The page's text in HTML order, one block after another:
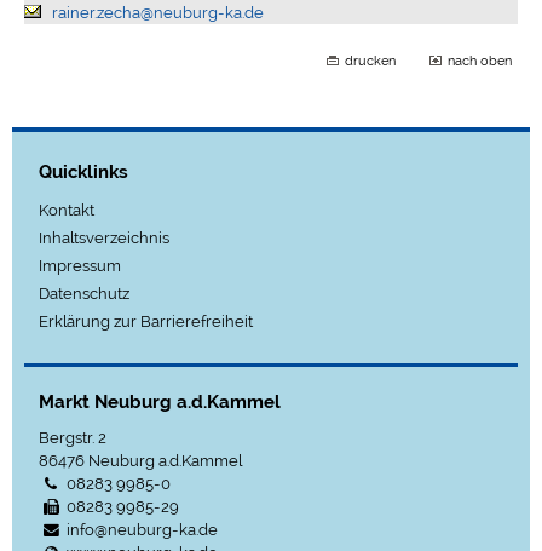
rainer.zecha@neuburg-ka.de
drucken nach oben
Quicklinks
Kontakt
Inhaltsverzeichnis
Impressum
Datenschutz
Erklärung zur Barrierefreiheit
Markt Neuburg a.d.Kammel
Bergstr. 2
86476 Neuburg a.d.Kammel
08283 9985-0
08283 9985-29
info@neuburg-ka.de